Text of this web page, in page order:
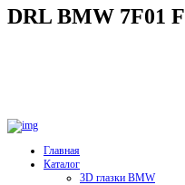
DRL BMW 7F01 F
Главная
Каталог
3D глазки BMW